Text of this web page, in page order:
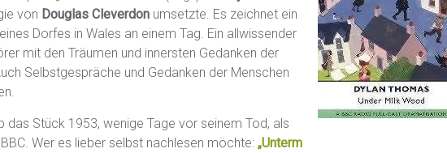
von Douglas Cleverdon umsetzte. Es zeichnet ein
Dorfes in Wales an einem Tag. Ein allwissender
mit den Träumen und innersten Gedanken der
Selbstgespräche und Gedanken der Menschen
das Stück 1953, wenige Tage vor seinem Tod, als
Wer es lieber selbst nachlesen möchte: „Unterm